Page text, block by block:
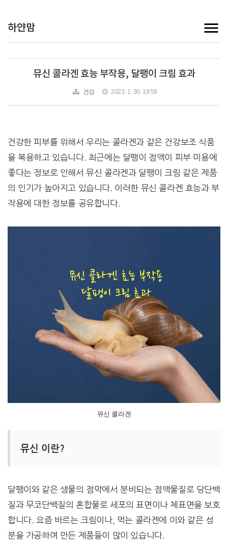
하얀맘
뮤신 콜라겐 효능 부작용, 달팽이 크림 효과
건강 2023. 1. 30. 19:59
건강한 피부를 위해서 우리는 콜라겐과 같은 건강보조 식품
을 복용하고 있습니다. 최근에는 달팽이 점액이 피부 미용에
좋다는 정보로 인해서 뮤신 콜라겐과 달팽이 크림 같은 제품
의 인기가 높아지고 있습니다. 이러한 뮤신 콜라겐 효능과 부
작용에 대한 정보를 공유합니다.
뮤신 콜라겐
뮤신 이란?
달팽이와 같은 생물의 점막에서 분비되는 점액물질로 당단백
질과 무코단백질의 혼합물로 세포의 표면이나 체표면을 보호
합니다. 요즘 바르는 크림이나, 먹는 콜라겐에 이와 같은 성
분을 가공하여 만든 제품들이 많이 있습니다.